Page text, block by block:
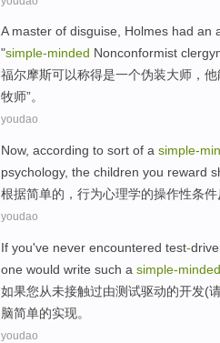
Amaster of disguise, Holmes had an
"simple-minded Nonconformist
福尔摩斯可以称得是一个伪装大师 ，
牧师”。
youdao
Now, according to sort of a simple-
psychology, the children you reward
根据简单的 ， 行为心理学的操作性条件
youdao
If you've never encountered test-
one would write such a simple-minded
如果您从未接触过由测试驱动的开发(
脑简单的实现。
youdao